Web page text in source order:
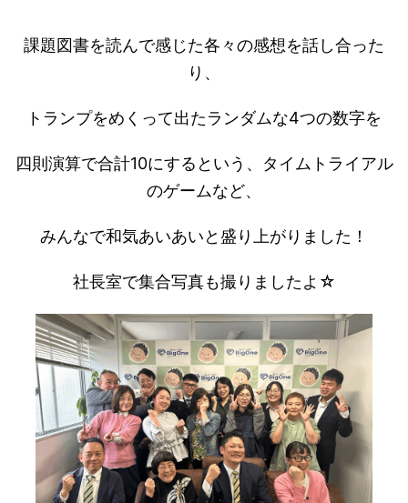
課題図書を読んで感じた各々の感想を話し合った
り、
トランプをめくって出たランダムな4つの数字を
四則演算で合計10にするという、タイムトライアル
のゲームなど、
みんなで和気あいあいと盛り上がりました！
社長室で集合写真も撮りましたよ☆